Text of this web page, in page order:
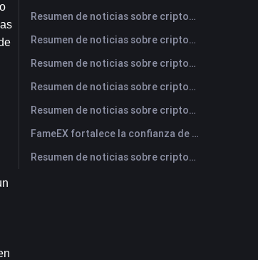
Resumen de noticias sobre criptomonedas de FameEX de hoy | 4 de agosto de 2026
Resumen de noticias sobre criptomonedas de FameEX de hoy | 3 de agosto de 2026
Resumen de noticias sobre criptomonedas de FameEX de hoy | 31 de julio de 2026
Resumen de noticias sobre criptomonedas de FameEX de hoy | 30 de julio de 2026
Resumen de noticias sobre criptomonedas de FameEX de hoy | 29 de julio de 2026
FameEX fortalece la confianza de los usuarios a través de ocho años de operaciones estables y crecimiento global
Resumen de noticias sobre criptomonedas de FameEX de hoy | 28 de julio de 2026